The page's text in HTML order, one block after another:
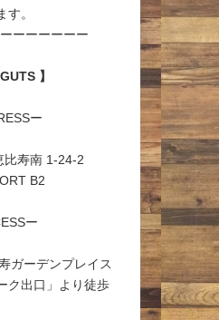
す。
ーーーーーー
】
ー
比寿南 1-24-2
B2
ー
ガーデンプレイス
ク出口」より徒歩